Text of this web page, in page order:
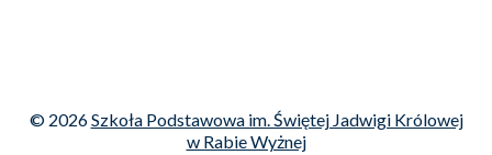
© 2026 Szkoła Podstawowa im. Świętej Jadwigi Królowej
w Rabie Wyżnej